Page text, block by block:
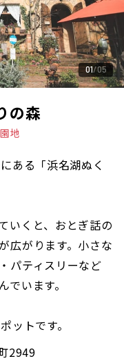
01 05
の森
地
ある「浜名湖ぬく
いくと、おとぎ話の
広がります。小さな
パティスリーなど
います。
ットです。
2949